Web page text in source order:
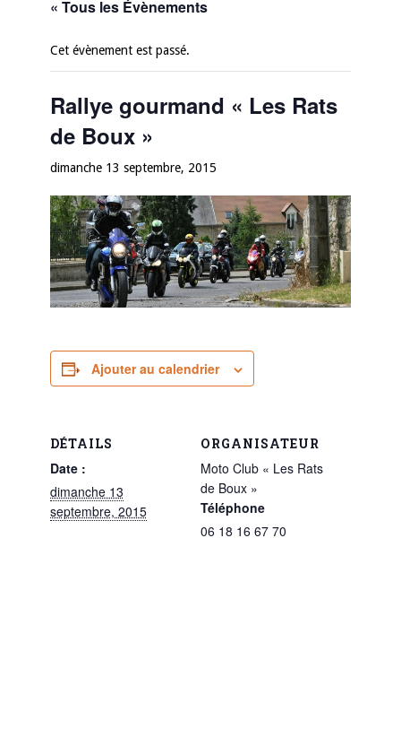
« Tous les Évènements
Cet évènement est passé.
Rallye gourmand « Les Rats
de Boux »
dimanche 13 septembre, 2015
Ajouter au calendrier
DÉTAILS
Date :
dimanche 13
septembre, 2015
ORGANISATEUR
Moto Club « Les Rats
de Boux »
Téléphone
06 18 16 67 70